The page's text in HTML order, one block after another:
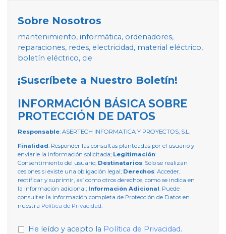
Sobre Nosotros
mantenimiento, informática, ordenadores,
reparaciones, redes, electricidad, material eléctrico,
boletín eléctrico, cie
¡Suscríbete a Nuestro Boletín!
INFORMACIÓN BÁSICA SOBRE
PROTECCIÓN DE DATOS
Responsable: ASERTECH INFORMATICA Y PROYECTOS, S.L.
Finalidad: Responder las consultas planteadas por el usuario y
enviarle la información solicitada; Legitimación:
Consentimiento del usuario; Destinatarios: Solo se realizan
cesiones si existe una obligación legal; Derechos: Acceder,
rectificar y suprimir, así como otros derechos, como se indica en
la información adicional; Información Adicional: Puede
consultar la información completa de Protección de Datos en
nuestra Política de Privacidad
He leído y acepto la Política de Privacidad.